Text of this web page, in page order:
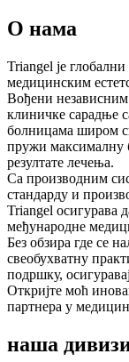
О нама
Triangel је
медицинским
Вођени
клиничке сарадње
болницама широм
пружи максималну
резултате лечења.
Са производним
стандарду и
Triangel осигурава
међународне
Без обзира где се
свеобухватну
подршку,
Откријте моћ
партнера у
наша